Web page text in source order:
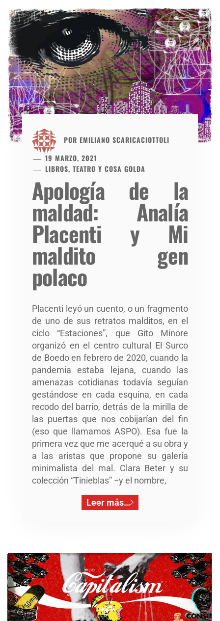
POR EMILIANO SCARICACIOTTOLI
19 MARZO, 2021
LIBROS, TEATRO Y COSA GOLDA
Apología de la
maldad: Analía
Placenti y Mi
maldito gen
polaco
Placenti leyó un cuento, o un fragmento
de uno de sus retratos malditos, en el
ciclo “Estaciones”, que Gito Minore
organizó en el centro cultural El Surco
de Boedo en febrero de 2020, cuando la
pandemia estaba lejana, cuando las
amenazas cotidianas todavía seguían
gestándose en cada esquina, en cada
recodo del barrio, detrás de la mirilla de
las puertas que nos cobijarían del fin
(eso que llamamos ASPO). Esa fue la
primera vez que me acerqué a su obra y
a las aristas que propone su galería
minimalista del mal. Clara Beter y su
colección “Tinieblas” −y el nombre,
Leer más…